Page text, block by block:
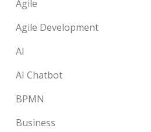
Agile
Agile Development
AI
AI Chatbot
BPMN
Business